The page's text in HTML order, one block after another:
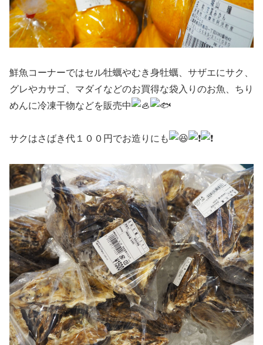
鮮魚コーナーではセル牡蠣やむき身牡蠣、サザエにサク、
グレやカサゴ、マダイなどのお買得な袋入りのお魚、ちり
めんに冷凍干物などを販売中
サクはさばき代１００円でお造りにも